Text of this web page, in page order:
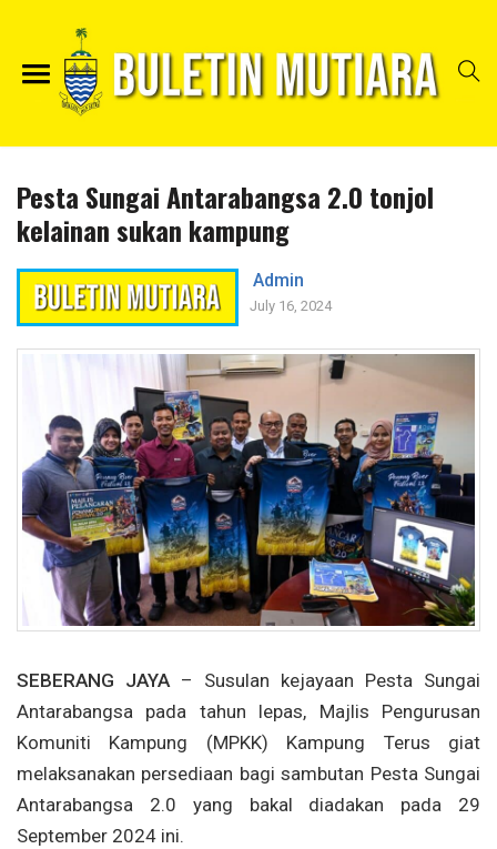
Pesta Sungai Antarabangsa 2.0 tonjol
kelainan sukan kampung
Admin
July 16, 2024
SEBERANG JAYA– Susulan kejayaan Pesta Sungai
Antarabangsa pada tahun lepas, Majlis Pengurusan
Komuniti Kampung (MPKK) Kampung Terus giat
melaksanakan persediaan bagi sambutan Pesta Sungai
Antarabangsa 2.0 yang bakal diadakan pada 29
September 2024 ini.